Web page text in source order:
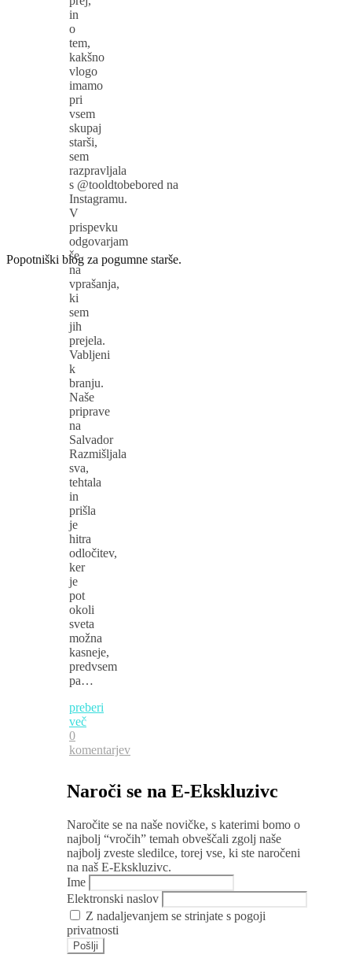
Popotniški blog za pogumne starše.
in
o
tem,
kakšno
vlogo
imamo
pri
vsem
skupaj
starši,
sem
razpravljala
s @tooldtobebored na
Instagramu.
V
prispevku
odgovarjam
še
na
vprašanja,
ki
sem
jih
prejela.
Vabljeni
k
branju.
Naše
priprave
na
Salvador
Razmišljala
sva,
tehtala
in
prišla
je
hitra
odločitev,
ker
je
pot
okoli
sveta
možna
kasneje,
predvsem
pa…
preberi
več
0
komentarjev
Naroči se na E-Ekskluzivc
Naročite se na naše novičke, s katerimi bomo o
najbolj “vročih” temah obveščali zgolj naše
najbolj zveste sledilce, torej vse, ki ste naročeni
na naš E-Ekskluzivc.
Ime
Elektronski naslov
Z nadaljevanjem se strinjate s pogoji
privatnosti